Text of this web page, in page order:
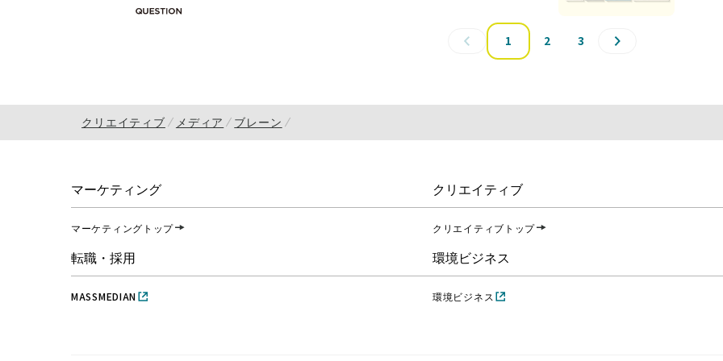
1 2 3
クリエイティブ メディア ブレーン
マーケティング
マーケティングトップ
クリエイティブ
クリエイティブトップ
転職・採用
MASSMEDIAN
環境ビジネス
環境ビジネス